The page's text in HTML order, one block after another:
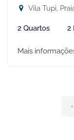
Vila Tupi,
2 Quartos 2
Mais
‹